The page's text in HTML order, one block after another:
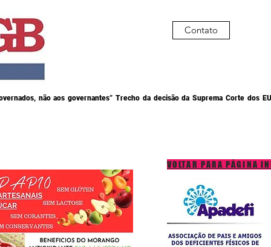
não aos governantes” Trecho da decisão da Suprema Corte dos
Contato
VOLTAR PARA PÁGINA